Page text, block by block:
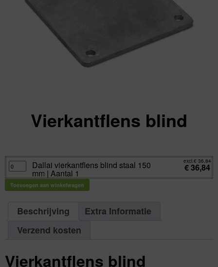
Vierkantflens blind
Dallai
vierkantflens
blind
staal
150
mm
aantal
Dallai vierkantflens blind staal 150
mm | Aantal 1
excl.€ 36,84
€36,84
Toevoegen aan winkelwagen
Beschrijving
Extra Informatie
Verzend kosten
Vierkantflens blind